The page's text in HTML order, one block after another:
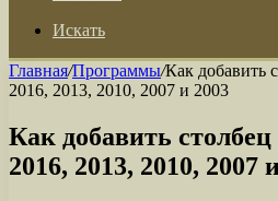
Искать
Главная/Программы/Как добавить
2016, 2013, 2010, 2007 и 2003
Как добавить
2016, 2013, 2010, 2007